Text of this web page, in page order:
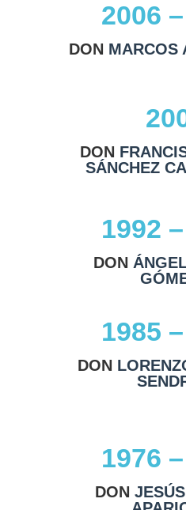
2006
DON MARCOS
DON
SÁNCHEZ
1992
DON
1985
DON
1976
DON